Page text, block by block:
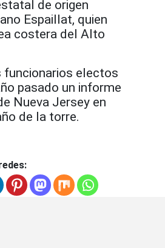
de origen
Espaillat, quien
costera del Alto
funcionarios electos
pasado un informe
Nueva Jersey en
de la torre.